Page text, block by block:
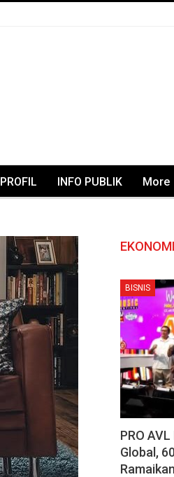
PROFIL INFO PUBLIK More
EKONOMI
BISNIS
PRO
Global,